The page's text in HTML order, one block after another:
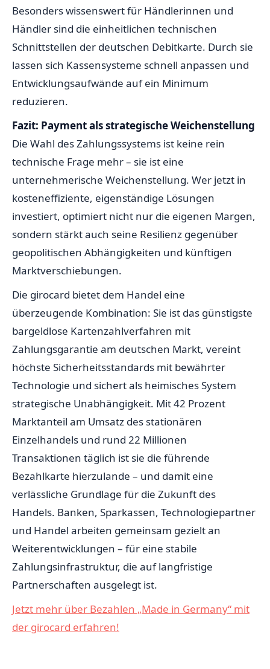
Besonders wissenswert für Händlerinnen und
Händler sind die einheitlichen technischen
Schnittstellen der deutschen Debitkarte. Durch sie
lassen sich Kassensysteme schnell anpassen und
Entwicklungsaufwände auf ein Minimum
reduzieren.
Fazit: Payment als strategische Weichenstellung
Die Wahl des Zahlungssystems ist keine rein
technische Frage mehr – sie ist eine
unternehmerische Weichenstellung. Wer jetzt in
kosteneffiziente, eigenständige Lösungen
investiert, optimiert nicht nur die eigenen Margen,
sondern stärkt auch seine Resilienz gegenüber
geopolitischen Abhängigkeiten und künftigen
Marktverschiebungen.
Die girocard bietet dem Handel eine
überzeugende Kombination: Sie ist das günstigste
bargeldlose Kartenzahlverfahren mit
Zahlungsgarantie am deutschen Markt, vereint
höchste Sicherheitsstandards mit bewährter
Technologie und sichert als heimisches System
strategische Unabhängigkeit. Mit 42 Prozent
Marktanteil am Umsatz des stationären
Einzelhandels und rund 22 Millionen
Transaktionen täglich ist sie die führende
Bezahlkarte hierzulande – und damit eine
verlässliche Grundlage für die Zukunft des
Handels. Banken, Sparkassen, Technologiepartner
und Handel arbeiten gemeinsam gezielt an
Weiterentwicklungen – für eine stabile
Zahlungsinfrastruktur, die auf langfristige
Partnerschaften ausgelegt ist.
Jetzt mehr über Bezahlen „Made in Germany“ mit
der girocard erfahren!